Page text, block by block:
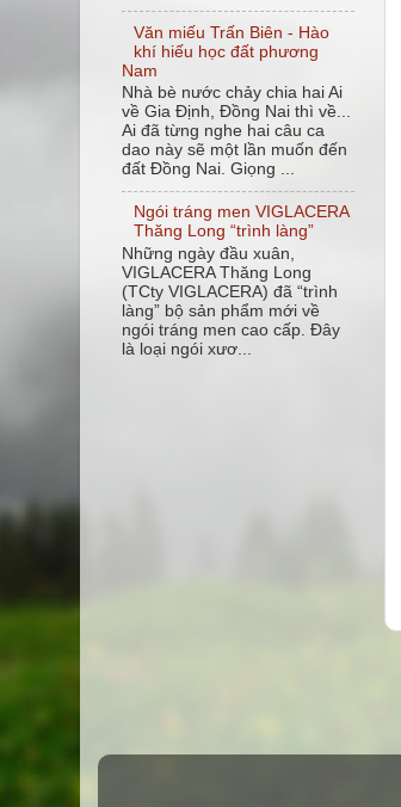
Văn miếu Trấn Biên - Hào
khí hiếu học đất phương
Nam
Nhà bè nước chảy chia hai Ai
về Gia Định, Đồng Nai thì về...
Ai đã từng nghe hai câu ca
dao này sẽ một lần muốn đến
đất Đồng Nai. Giọng ...
Ngói tráng men VIGLACERA
Thăng Long “trình làng”
Những ngày đầu xuân,
VIGLACERA Thăng Long
(TCty VIGLACERA) đã “trình
làng” bộ sản phẩm mới về
ngói tráng men cao cấp. Đây
là loại ngói xươ...